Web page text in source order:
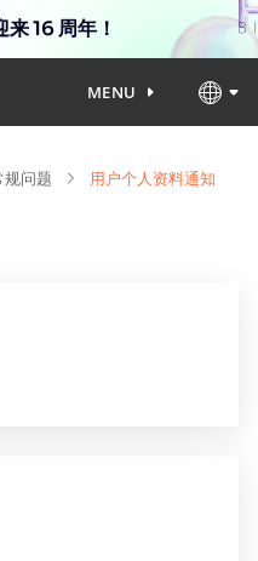
16 周年！
MENU
规问题 用户个人资料通知